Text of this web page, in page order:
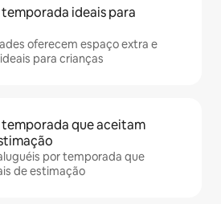
ideais para
oferecem espaço extra e
para crianças
que aceitam
por temporada que
de estimação